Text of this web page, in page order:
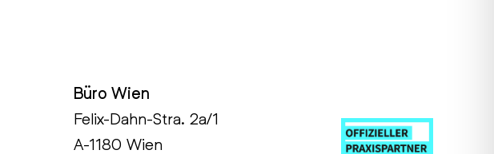
Büro Wien
Felix-Dahn-Stra. 2a/1
A-1180 Wien